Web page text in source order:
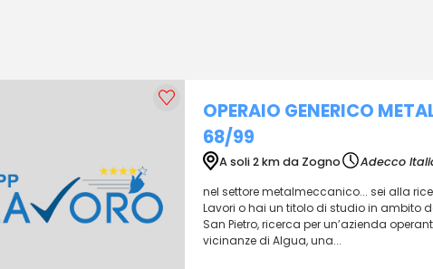
OPERAIO GENERICO
68/99
A soli 2 km da Zogno
Adecco
nel settore metalmeccanico... sei alla
Lavori o hai un titolo di studio in ambito
San Pietro, ricerca per un’azienda
vicinanze di Algua, una...